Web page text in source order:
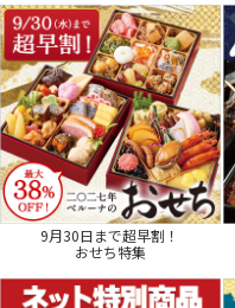
9月30日まで超早割！
おせち特集